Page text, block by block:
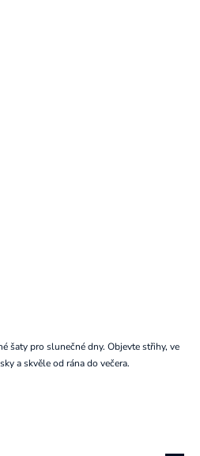
šaty pro slunečné dny. Objevte střihy, ve
a skvěle od rána do večera.